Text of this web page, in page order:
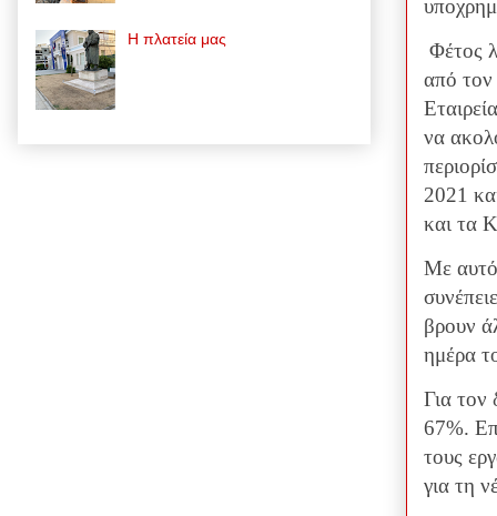
Φέτος
από τον
να
2021
και
Με αυτό
βρουν
ημέρα
Για τον
67%.
τους
για τη
Η πλατεία μας